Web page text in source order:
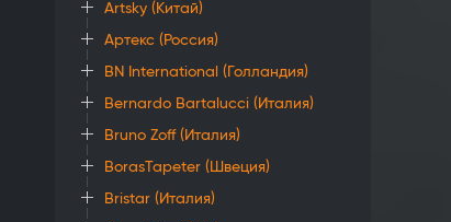
Artsky (Китай)
Артекс (Россия)
BN International (Голландия)
Bernardo Bartalucci (Италия)
Bruno Zoff (Италия)
BorasTapeter (Швеция)
Bristar (Италия)